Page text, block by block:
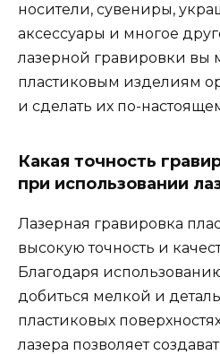
носители, сувениры,
аксессуары и многое
лазерной гравировки вы
пластиковым изделиям
и сделать их по-
Какая точность
при использовании
Лазерная гравировка
высокую точность и
Благодаря
добиться мелкой и
пластиковых
лазера позволяет